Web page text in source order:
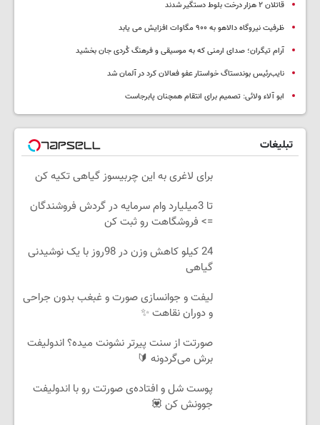
قاتلان ۲ هزار درخت بلوط دستگیر شدند
ظرفیت نیروگاه دالاهو به ۹۰۰ مگاوات افزایش می یابد
آرام تیگران؛ صدای ارمنی که به موسیقی و فرهنگ کُردی جان بخشید
نایب‌رئیس بوندستاگ خواستار عفو فعالان کرد در آلمان شد
ابو آلاء ولائی: تصمیم برای انتقام همچنان پابرجاست
تبلیغات
برای لاغری به این چربیسوز گیاهی تکیه کن
تا 3میلیارد وام سرمایه در گردش فروشندگان
=> فروشگاهت رو ثبت کن
24 کیلو کاهش وزن در 98روز با یک نوشیدنی
گیاهی
لیفت و جوانسازی صورت و غبغب بدون جراحی
و دوران نقاهت ✨
صورتت از سنت پیرتر نشونت میده؟ اندولیفت
برش می‌گردونه 🔰
پوست شل و افتاده‌ی صورتت رو با اندولیفت
جوونش کن 💟